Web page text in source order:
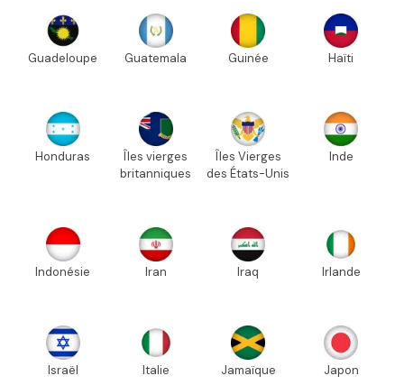
Guadeloupe Guatemala Guinée Haïti
Honduras
Îles vierges
britanniques
Îles Vierges
des États-Unis
Inde
Indonésie Iran Iraq Irlande
Israël Italie Jamaïque Japon